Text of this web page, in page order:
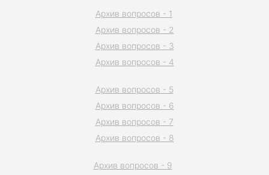
Архив вопросов - 1
Архив вопросов - 2
Архив вопросов - 3
Архив вопросов - 4
Архив вопросов - 5
Архив вопросов - 6
Архив вопросов - 7
Архив вопросов - 8
Архив вопросов - 9